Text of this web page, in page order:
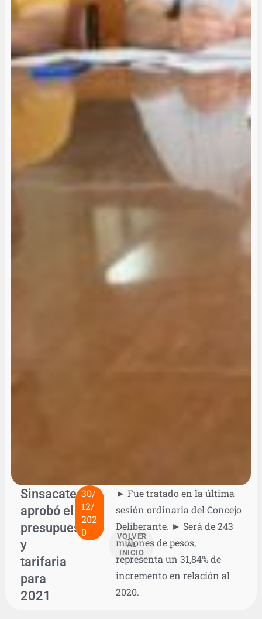
Sinsacate
aprobó el
presupuesto
y
tarifaria
para
2021
30/
12/
202
0
VOLVER
AL
INICIO
► Fue tratado en la última
sesión ordinaria del Concejo
Deliberante. ► Será de 243
millones de pesos,
representa un 31,84% de
incremento en relación al
2020.